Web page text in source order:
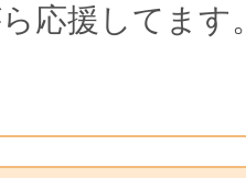
応援してます